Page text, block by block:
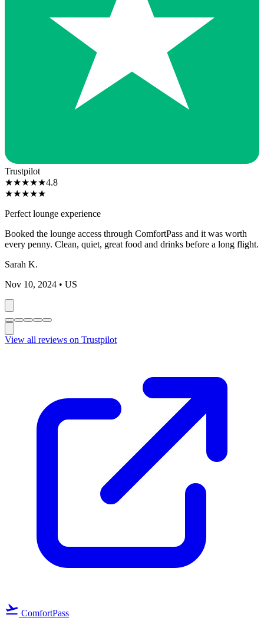
Trustpilot
★★★★★4.8
★★★★★
Perfect lounge experience
Booked the lounge access through ComfortPass and it was worth
every penny. Clean, quiet, great food and drinks before a long flight.
Sarah K.
Nov 10, 2024 • US
View all reviews on Trustpilot
flight_takeoff ComfortPass